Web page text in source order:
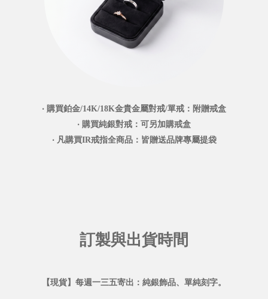
‧ 購買鉑金/14K/18K金貴金屬對戒/單戒：附贈戒盒
‧ 購買純銀對戒：可另加購戒盒
‧ 凡購買IR戒指全商品：皆贈送品牌專屬提袋
訂製與出貨時間
【現貨】每週一三五寄出：純銀飾品、單純刻字。